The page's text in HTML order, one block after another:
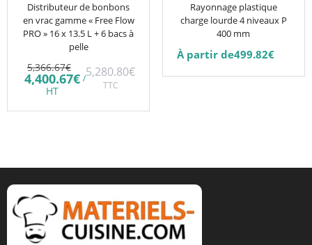
Distributeur de bonbons
en vrac gamme « Free Flow
PRO » 16 x 13.5 L + 6 bacs à
pelle
5,366.67€ Le
prix
initial
5,366.67€.
4,400.67€Le
est :
HT
/5,280.80€
TTC
Rayonnage plastique
charge lourde 4 niveaux P
400 mm
À partir de499.82€
choisies
page